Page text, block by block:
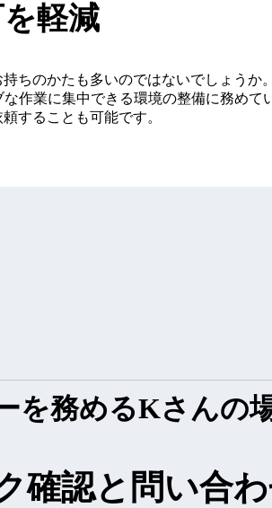
軽減
ちのかたも多いのではないでしょう
作業に集中できる環境の整備に務め
することも可能です。
を務めるKさんの
確認と問い合